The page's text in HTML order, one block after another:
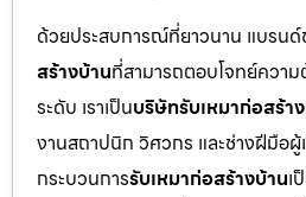
ด้วยประสบการณ์ที่ยาวนาน แบรนด์
สร้างบ้านที่สามารถตอบโจทย์ควา
ระดับ เราเป็นบริษัทรับเหมาก่อสร้าง
งานสถาปนิก วิศวกร และช่างฝีมือผู้
กระบวนการรับเหมาก่อสร้างบ้านเ